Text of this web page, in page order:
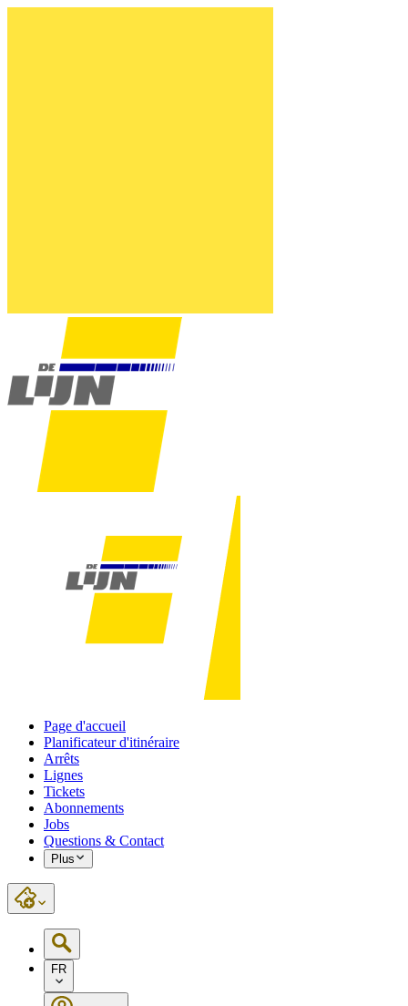
Page d'accueil
Planificateur d'itinéraire
Arrêts
Lignes
Tickets
Abonnements
Jobs
Questions & Contact
Plus
FR